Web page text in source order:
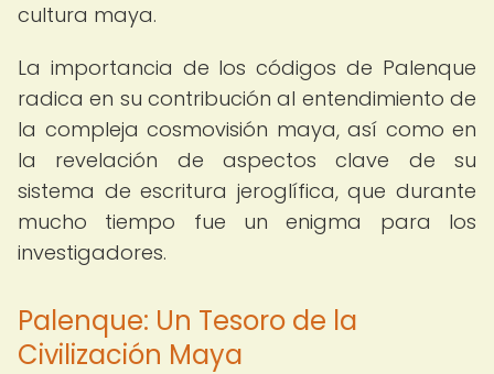
cultura maya.
La importancia de los códigos de Palenque
radica en su contribución al entendimiento de
la compleja cosmovisión maya, así como en
la revelación de aspectos clave de su
sistema de escritura jeroglífica, que durante
mucho tiempo fue un enigma para los
investigadores.
Palenque: Un Tesoro de la
Civilización Maya